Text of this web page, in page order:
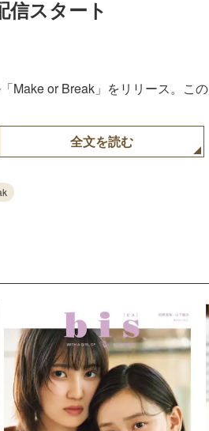
Loaded
87.03%
信スタート
Make or Break」をリリース。こ
全文を読む